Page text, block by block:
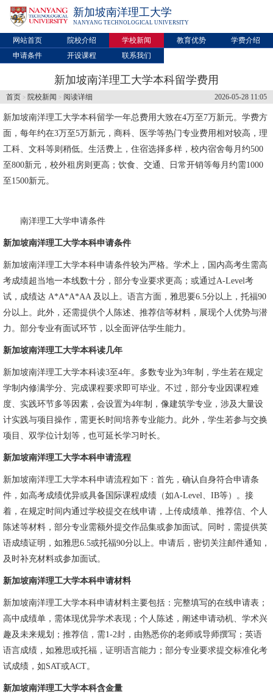
新加坡南洋理工大学
NANYANG TECHNOLOGICAL UNIVERSITY
网站首页 院校介绍 学校新闻 教育优势
学费介绍
申请条件
开设课程 联系我们
新加坡南洋理工大学本科留学费用
2026-05-28 11:05
首页 > 院校新闻 > 阅读详细
新加坡南洋理工大学本科留学一年总费用大致在4万至7万新元。学费方
面，每年约在3万至5万新元，商科、医学等热门专业费用相对较高，理
工科、文科等则稍低。生活费上，住宿选择多样，校内宿舍每月约500
至800新元，校外租房则更高；饮食、交通、日常开销等每月约需1000
至1500新元。
南洋理工大学申请条件
新加坡南洋理工大学本科申请条件
新加坡南洋理工大学本科申请条件较为严格。学术上，国内高考生需高
考成绩超当地一本线数十分，部分专业要求更高；或通过A-Level考
试，成绩达 A*A*A*AA 及以上。语言方面，雅思要6.5分以上，托福90
分以上。此外，还需提供个人陈述、推荐信等材料，展现个人优势与潜
力。部分专业有面试环节，以全面评估学生能力。
新加坡南洋理工大学本科读几年
新加坡南洋理工大学本科读3至4年。多数专业为3年制，学生若在规定
学制内修满学分、完成课程要求即可毕业。不过，部分专业因课程难
度、实践环节多等因素，会设置为4年制，像建筑学专业，涉及大量设
计实践与项目操作，需更长时间培养专业能力。此外，学生若参与交换
项目、双学位计划等，也可延长学习时长。
新加坡南洋理工大学本科申请流程
新加坡南洋理工大学本科申请流程如下：首先，确认自身符合申请条
件，如高考成绩优异或具备国际课程成绩（如A-Level、IB等）。接
着，在规定时间内通过学校提交在线申请，上传成绩单、推荐信、个人
陈述等材料，部分专业需额外提交作品集或参加面试。同时，需提供英
语成绩证明，如雅思6.5或托福90分以上。申请后，密切关注邮件通知，
及时补充材料或参加面试。
新加坡南洋理工大学本科申请材料
新加坡南洋理工大学本科申请材料主要包括：完整填写的在线申请表；
高中成绩单，需体现优异学术表现；个人陈述，阐述申请动机、学术兴
趣及未来规划；推荐信，需1-2封，由熟悉你的老师或导师撰写；英语
语言成绩，如雅思或托福，证明语言能力；部分专业要求提交标准化考
试成绩，如SAT或ACT。
新加坡南洋理工大学本科含金量